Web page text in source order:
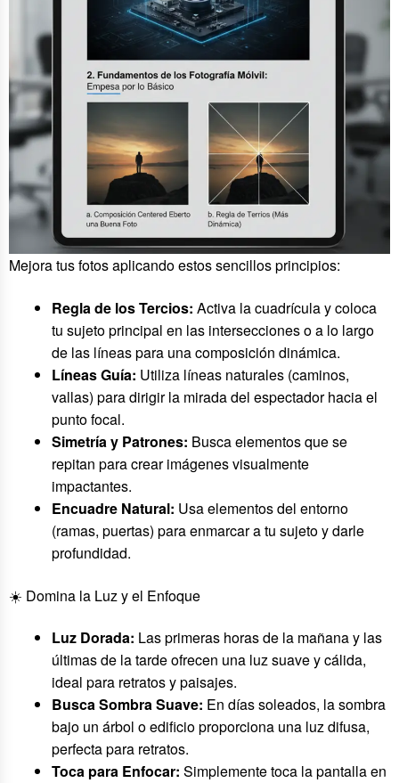
Mejora tus fotos aplicando estos sencillos principios:
Regla de los Tercios: Activa la cuadrícula y coloca
tu sujeto principal en las intersecciones o a lo largo
de las líneas para una composición dinámica.
Líneas Guía: Utiliza líneas naturales (caminos,
vallas) para dirigir la mirada del espectador hacia el
punto focal.
Simetría y Patrones: Busca elementos que se
repitan para crear imágenes visualmente
impactantes.
Encuadre Natural: Usa elementos del entorno
(ramas, puertas) para enmarcar a tu sujeto y darle
profundidad.
☀️ Domina la Luz y el Enfoque
Luz Dorada: Las primeras horas de la mañana y las
últimas de la tarde ofrecen una luz suave y cálida,
ideal para retratos y paisajes.
Busca Sombra Suave: En días soleados, la sombra
bajo un árbol o edificio proporciona una luz difusa,
perfecta para retratos.
Toca para Enfocar: Simplemente toca la pantalla en